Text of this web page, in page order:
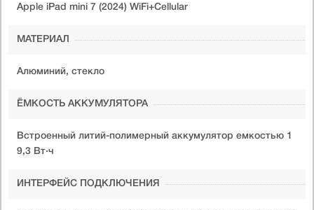
Apple iPad mini 7 (2024) WiFi+Cellular
МАТЕРИАЛ
Алюминий, стекло
ЁМКОСТЬ АККУМУЛЯТОРА
Встроенный литий-полимерный аккумулятор емкостью 1
9,3 Вт·ч
ИНТЕРФЕЙС ПОДКЛЮЧЕНИЯ